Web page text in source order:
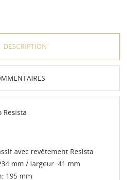
DESCRIPTION
Resista
avec revêtement Resista
mm / largeur: 41 mm
195 mm
add_circle_outline
Créer une liste d'envies
Connexion